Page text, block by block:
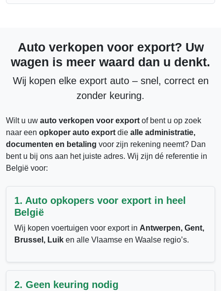
Auto verkopen voor export? Uw
wagen is meer waard dan u denkt.
Wij kopen elke export auto– snel, correct en
zonder keuring.
Wilt u uw auto verkopen voor export of bent u op zoek
naar een opkoper auto export die alle administratie,
documenten en betaling voor zijn rekening neemt? Dan
bent u bij ons aan het juiste adres. Wij zijn dé referentie in
België voor:
1. Auto opkopers voor export in heel
België
Wij kopen voertuigen voor export in Antwerpen, Gent,
Brussel, Luik en alle Vlaamse en Waalse regio’s.
2. Geen keuring nodig